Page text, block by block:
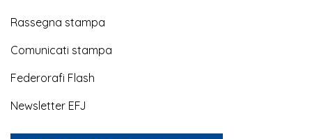
Rassegna stampa
Comunicati stampa
Federorafi Flash
Newsletter EFJ